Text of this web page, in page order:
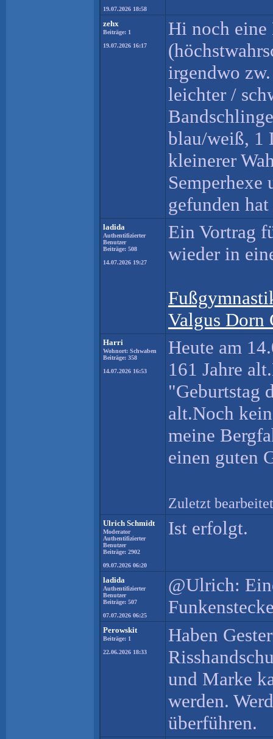
19.07.2026 18:58
zehx
Beiträge: 1
19.07.2026 16:17
Hi noch eine
irgendwo
leichter /
blau/weiß, 1
kleinerer
Semperhexe
gefunden
ladida
Authentifizierter
Benutzer
Beiträge: 508
14.07.2026 19:27
Ein Vortrag
wieder in
Valgus Dorn
Harri
Wohnort: Schwaben
Beiträge: 358
14.07.2026 16:53
Heute am
161 Jahre
"Geburtstag
alt.Noch
meine
einen guten
Zuletzt
Ulrich Schmidt
Moderator
Authentifizierter
Benutzer
Beiträge: 2902
09.07.2026 06:20
Ist erfolgt.
ladida
Authentifizierter
Benutzer
Beiträge: 507
07.07.2026 06:25
@Ulrich:
Perowskit
Beiträge: 1
22.06.2026 18:33
Haben
und Marke
werden.
überführen.